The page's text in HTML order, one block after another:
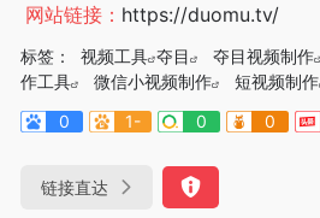
网站链接： https://duomu.tv/
标签： 视频工具 夺目 夺目视频制作
作工具
微信小视频制作
短视频制作
0
1- 0 0
链接直达